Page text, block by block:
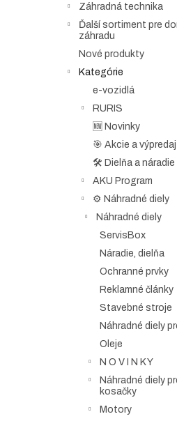
Záhradná technika
Ďalší sortiment pre
záhradu
Nové produkty
Kategórie
e-vozidlá
RURIS
🆕 Novinky
🎯 Akcie a výpredaj
🛠️ Dielňa a náradie
AKU Program
⚙️ Náhradné diely
Náhradné diely
ServisBox
Náradie, dielňa
Ochranné prvky
Reklamné články
Stavebné stroje
Náhradné diely
Oleje
N O V I N K Y
Náhradné diely
kosačky
Motory